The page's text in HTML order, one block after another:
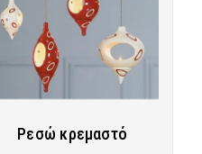
Ρεσώ κρεμαστό